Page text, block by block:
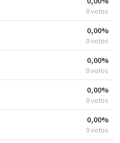
0 votos
0,00%
0 votos
0,00%
0 votos
0,00%
0 votos
0,00%
0 votos